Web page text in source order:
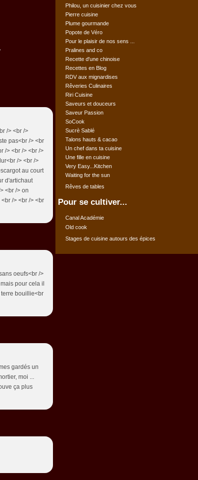
/> <br />
pas<br /> <br
/> <br /> <br />
/> <br />
au court
d'artichaut
<br /> on
/> <br /> <br
oeufs<br />
pour cela il
bouillie<br
gardés un
moi ...
ça plus
Philou, un cuisinier chez vous
Pierre cuisine
Plume gourmande
Popote de Véro
Pour le plaisir de nos sens ...
Pralines and co
Recette d'une chinoise
Recettes en Blog
RDV aux mignardises
Rêveries Culinaires
Riri Cuisine
Saveurs et douceurs
Saveur Passion
SoCook
Sucrè Sablé
Talons hauts & cacao
Un chef dans ta cuisine
Une fille en cuisine
Very Easy...Kitchen
Waiting for the sun
Rêves de tables
Pour se cultiver...
Canal Académie
Old cook
Stages de cuisine autours des épices